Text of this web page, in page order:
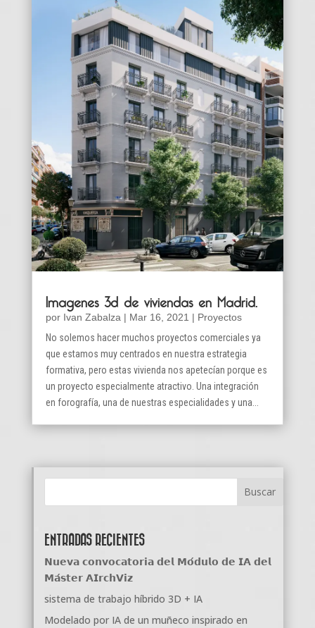
Imagenes 3d de viviendas en Madrid.
por Ivan Zabalza | Mar 16, 2021 | Proyectos
No solemos hacer muchos proyectos comerciales ya
que estamos muy centrados en nuestra estrategia
formativa, pero estas vivienda nos apetecían porque es
un proyecto especialmente atractivo. Una integración
en forografía, una de nuestras especialidades y una...
ENTRADAS RECIENTES
𝗡𝘂𝗲𝘃𝗮 𝗰𝗼𝗻𝘃𝗼𝗰𝗮𝘁𝗼𝗿𝗶𝗮 𝗱𝗲𝗹 𝗠𝗼́𝗱𝘂𝗹𝗼 𝗱𝗲 𝗜𝗔 𝗱𝗲𝗹
𝗠𝗮́𝘀𝘁𝗲𝗿 𝗔𝗜𝗿𝗰𝗵𝗩𝗶𝘇
sistema de trabajo híbrido 3D + IA
Modelado por IA de un muñeco inspirado en